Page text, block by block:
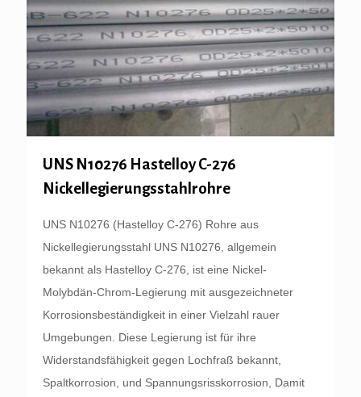
UNS N10276 Hastelloy C-276
Nickellegierungsstahlrohre
UNS N10276 (Hastelloy C-276) Rohre aus
Nickellegierungsstahl UNS N10276, allgemein
bekannt als Hastelloy C-276, ist eine Nickel-
Molybdän-Chrom-Legierung mit ausgezeichneter
Korrosionsbeständigkeit in einer Vielzahl rauer
Umgebungen. Diese Legierung ist für ihre
Widerstandsfähigkeit gegen Lochfraß bekannt,
Spaltkorrosion, und Spannungsrisskorrosion, Damit